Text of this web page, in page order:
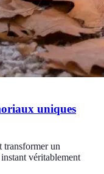
uniques
transformer un
véritablement